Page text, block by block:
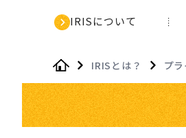
IRISについて
Home
IRISとは？ プ